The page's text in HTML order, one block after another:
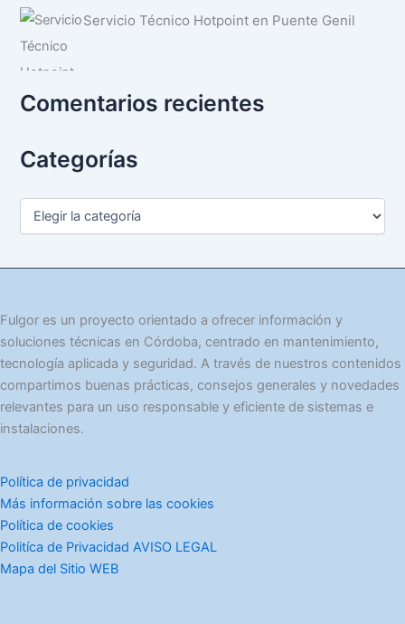
Servicio Técnico Hotpoint en Puente Genil
Comentarios recientes
Categorías
C
r
í
a
s
Fulgor es un proyecto orientado a ofrecer información y
soluciones técnicas en Córdoba, centrado en mantenimiento,
tecnología aplicada y seguridad. A través de nuestros contenidos
compartimos buenas prácticas, consejos generales y novedades
relevantes para un uso responsable y eficiente de sistemas e
instalaciones.
Política de privacidad
Más información sobre las cookies
Política de cookies
Politíca de Privacidad AVISO LEGAL
Mapa del Sitio WEB